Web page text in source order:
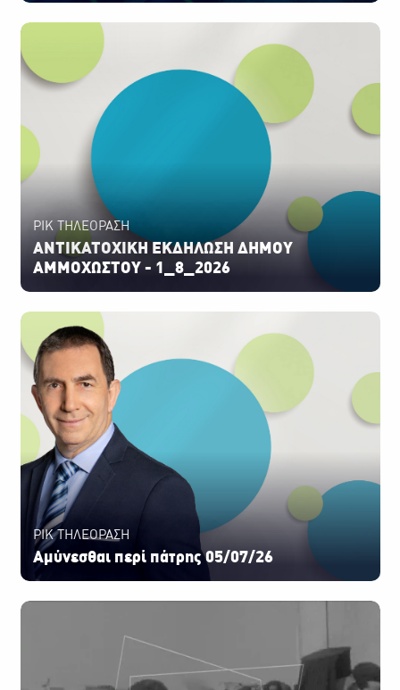
ΡΙΚ ΤΗΛΕΟΡΑΣΗ
ΑΝΤΙΚΑΤΟΧΙΚΗ ΕΚΔΗΛΩΣΗ ΔΗΜΟΥ
ΑΜΜΟΧΩΣΤΟΥ - 1_8_2026
ΡΙΚ ΤΗΛΕΟΡΑΣΗ
Αμύνεσθαι περί πάτρης 05/07/26